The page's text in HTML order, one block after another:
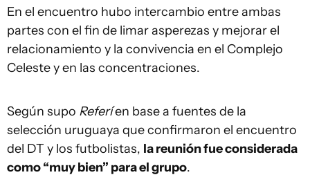
En el encuentro hubo intercambio entre ambas
partes con el fin de limar asperezas y mejorar el
relacionamiento y la convivencia en el Complejo
Celeste y en las concentraciones.
Según supo Referíen base a fuentes de la
selección uruguaya que confirmaron el encuentro
del DT y los futbolistas, la reunión fue considerada
como “muy bien” para el grupo.